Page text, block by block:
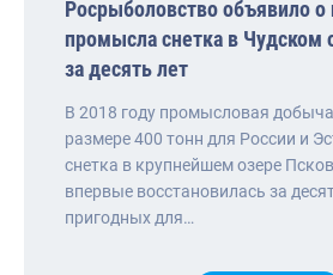
Росрыболовство объявило о
промысла снетка в Чудском
за десять лет
В 2018 году промысловая
размере 400 тонн для России и
снетка в крупнейшем озере
впервые восстановилась за
пригодных для…